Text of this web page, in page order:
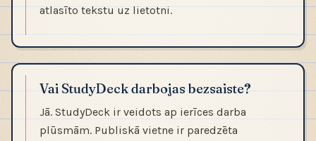
atlasīto tekstu uz lietotni.
Vai StudyDeck darbojas bezsaistē?
Jā. StudyDeck ir veidots ap ierīces darba
plūsmām. Publiskā vietne ir paredzēta